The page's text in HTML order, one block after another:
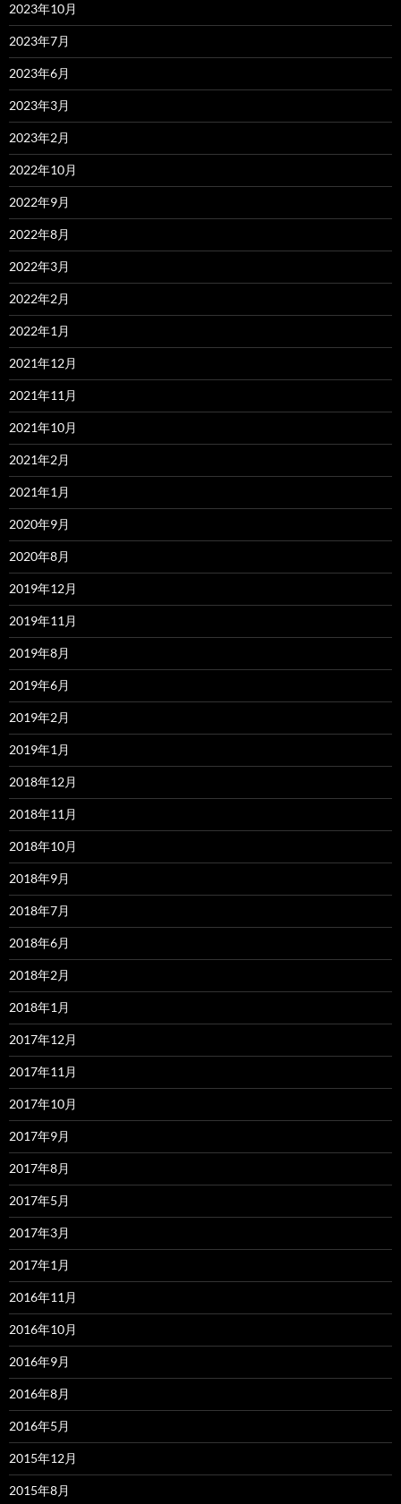
2023年10月
2023年7月
2023年6月
2023年3月
2023年2月
2022年10月
2022年9月
2022年8月
2022年3月
2022年2月
2022年1月
2021年12月
2021年11月
2021年10月
2021年2月
2021年1月
2020年9月
2020年8月
2019年12月
2019年11月
2019年8月
2019年6月
2019年2月
2019年1月
2018年12月
2018年11月
2018年10月
2018年9月
2018年7月
2018年6月
2018年2月
2018年1月
2017年12月
2017年11月
2017年10月
2017年9月
2017年8月
2017年5月
2017年3月
2017年1月
2016年11月
2016年10月
2016年9月
2016年8月
2016年5月
2015年12月
2015年8月